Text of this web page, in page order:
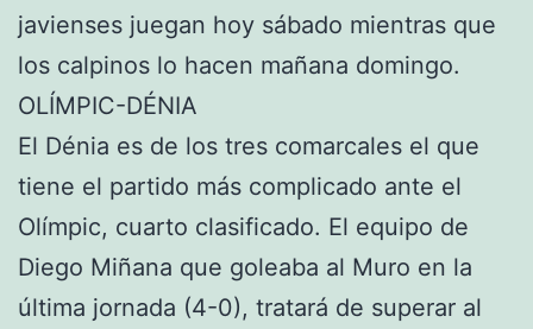
javienses juegan hoy sábado mientras que
los calpinos lo hacen mañana domingo.
OLÍMPIC-DÉNIA
El Dénia es de los tres comarcales el que
tiene el partido más complicado ante el
Olímpic, cuarto clasificado. El equipo de
Diego Miñana que goleaba al Muro en la
última jornada (4-0), tratará de superar al